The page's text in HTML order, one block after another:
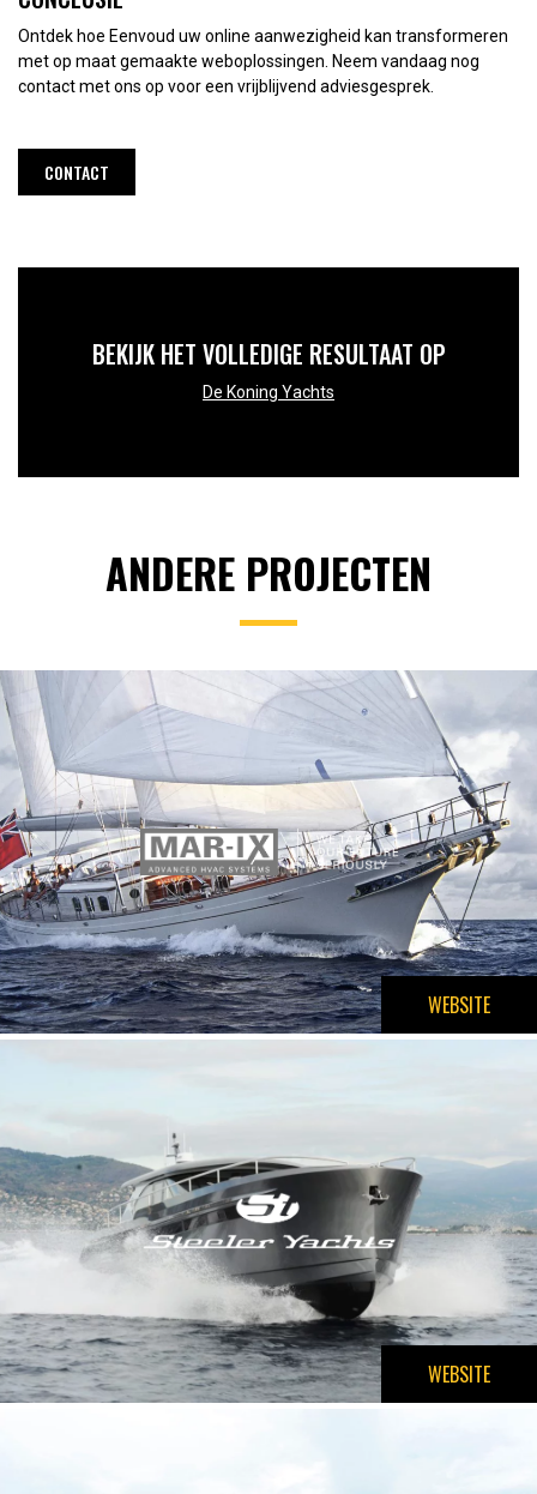
Ontdek hoe Eenvoud uw online aanwezigheid kan transformeren
met op maat gemaakte weboplossingen. Neem vandaag nog
contact met ons op voor een vrijblijvend adviesgesprek.
CONTACT
BEKIJK HET VOLLEDIGE RESULTAAT OP
De Koning Yachts
ANDERE PROJECTEN
WEBSITE
WEBSITE